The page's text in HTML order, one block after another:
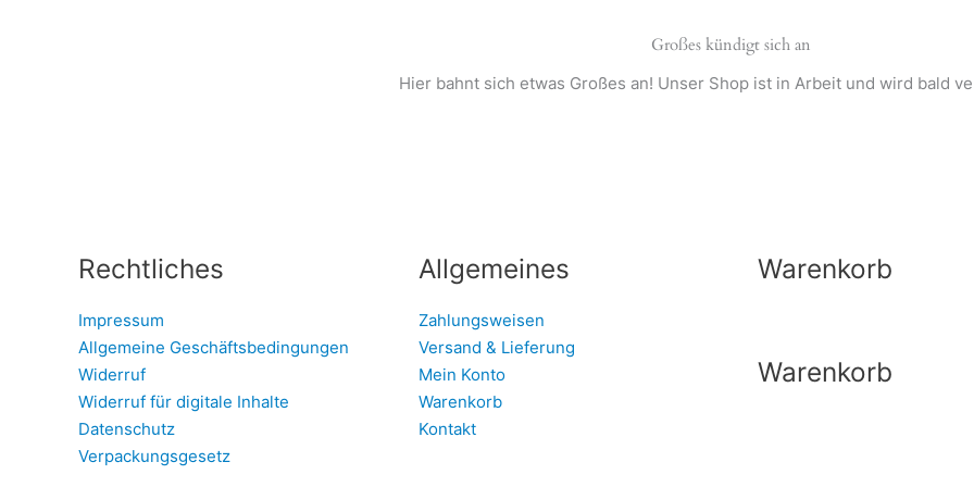
Großes kündigt sich an
Hier bahnt sich etwas Großes an! Unser Shop ist in Arbeit und wird bald
Rechtliches
Impressum
Allgemeine Geschäftsbedingungen
Widerruf
Widerruf für digitale Inhalte
Datenschutz
Verpackungsgesetz
Allgemeines
Zahlungsweisen
Versand & Lieferung
Mein Konto
Warenkorb
Kontakt
Warenkorb
Warenkorb